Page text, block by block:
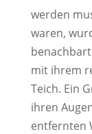
werden
waren,
mit ihrem
Teich. Ein
ihren
entfernten